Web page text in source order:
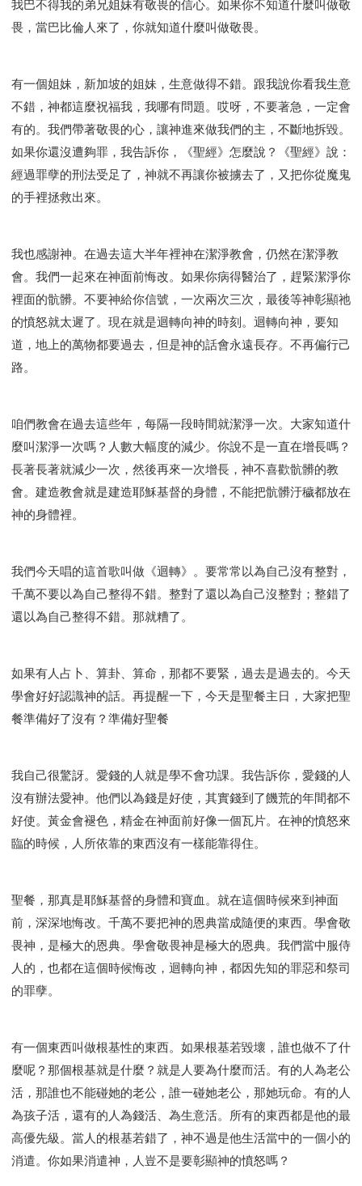
我巴不得我的弟兄姐妹有敬畏的信心。如果你不知道什麼叫做敬
畏，當巴比倫人來了，你就知道什麼叫做敬畏。
有一個姐妹，新加坡的姐妹，生意做得不錯。跟我說你看我生意
不錯，神都這麼祝福我，我哪有問題。哎呀，不要著急，一定會
有的。我們帶著敬畏的心，讓神進來做我們的主，不斷地拆毀。
如果你還沒遭夠罪，我告訴你，《聖經》怎麼說？《聖經》說：
經過罪孽的刑法受足了，神就不再讓你被擄去了，又把你從魔鬼
的手裡拯救出來。
我也感謝神。在過去這大半年裡神在潔淨教會，仍然在潔淨教
會。我們一起來在神面前悔改。如果你病得醫治了，趕緊潔淨你
裡面的骯髒。不要神給你信號，一次兩次三次，最後等神彰顯祂
的憤怒就太遲了。現在就是迴轉向神的時刻。迴轉向神，要知
道，地上的萬物都要過去，但是神的話會永遠長存。不再偏行己
路。
咱們教會在過去這些年，每隔一段時間就潔淨一次。大家知道什
麼叫潔淨一次嗎？人數大幅度的減少。你說不是一直在增長嗎？
長著長著就減少一次，然後再來一次增長，神不喜歡骯髒的教
會。建造教會就是建造耶穌基督的身體，不能把骯髒汙穢都放在
神的身體裡。
我們今天唱的這首歌叫做《迴轉》。要常常以為自己沒有整對，
千萬不要以為自己整得不錯。整對了還以為自己沒整對；整錯了
還以為自己整得不錯。那就糟了。
如果有人占卜、算卦、算命，那都不要緊，過去是過去的。今天
學會好好認識神的話。再提醒一下，今天是聖餐主日，大家把聖
餐準備好了沒有？準備好聖餐
我自己很驚訝。愛錢的人就是學不會功課。我告訴你，愛錢的人
沒有辦法愛神。他們以為錢是好使，其實錢到了饑荒的年間都不
好使。黃金會褪色，精金在神面前好像一個瓦片。在神的憤怒來
臨的時候，人所依靠的東西沒有一樣能靠得住。
聖餐，那真是耶穌基督的身體和寶血。就在這個時候來到神面
前，深深地悔改。千萬不要把神的恩典當成隨便的東西。學會敬
畏神，是極大的恩典。學會敬畏神是極大的恩典。我們當中服侍
人的，也都在這個時候悔改，迴轉向神，都因先知的罪惡和祭司
的罪孽。
有一個東西叫做根基性的東西。如果根基若毀壞，誰也做不了什
麼呢？那個根基就是什麼？就是人要為什麼而活。有的人為老公
活，那誰也不能碰她的老公，誰一碰她老公，那她玩命。有的人
為孩子活，還有的人為錢活、為生意活。所有的東西都是他的最
高優先級。當人的根基若錯了，神不過是他生活當中的一個小的
消遣。你如果消遣神，人豈不是要彰顯神的憤怒嗎？